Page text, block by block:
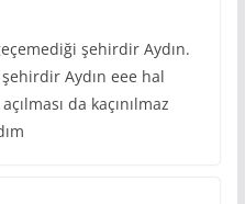
şehirdir Aydın.
şehirdir Aydın eee hal
da kaçınılmaz